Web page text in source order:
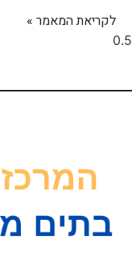
לקריאת המאמר »